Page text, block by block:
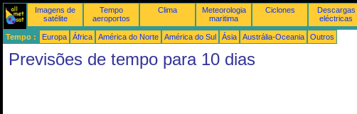
Imagens de
satélite
Tempo
aeroportos
Clima
Meteorologia
maritima
Ciclones
Descargas
eléctricas
Tempo : Europa África América do Norte América do Sul Ásia Austrália-Oceania Outros
Previsões de tempo para 10 dias